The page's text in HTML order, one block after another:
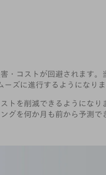
・コストが回避されます。
ズに進行するようになりま
トを削減できるようになり
グを何か月も前から予測で